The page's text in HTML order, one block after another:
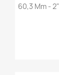
60,3 Mm -